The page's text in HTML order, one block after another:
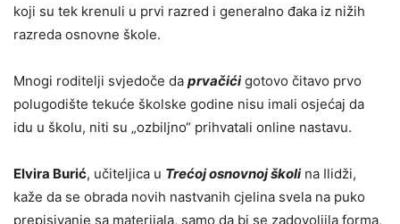
koji su tek krenuli u prvi razred i generalno đaka iz nižih
razreda osnovne škole.
Mnogi roditelji svjedoče da prvačićigotovo čitavo prvo
polugodište tekuće školske godine nisu imali osjećaj da
idu u školu, niti su „ozbiljno“ prihvatali online nastavu.
Elvira Burić, učiteljica u Trećoj osnovnoj školina Ilidži,
kaže da se obrada novih nastvanih cjelina svela na puko
prepisivanje sa materijala, samo da bi se zadovoljila forma,